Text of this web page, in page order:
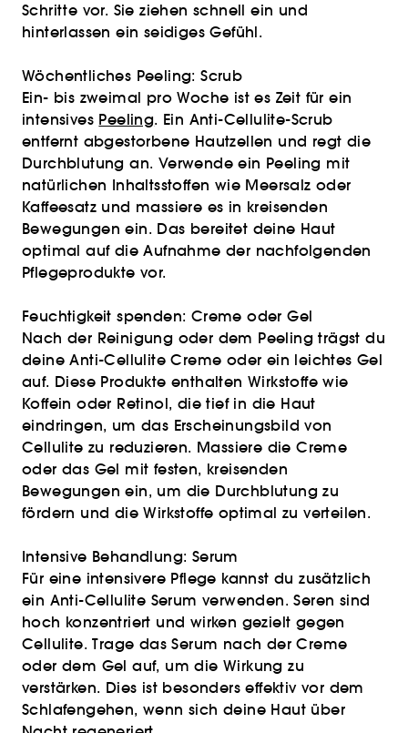
Schritte vor. Sie ziehen schnell ein und
hinterlassen ein seidiges Gefühl.
Wöchentliches Peeling: Scrub
Ein- bis zweimal pro Woche ist es Zeit für ein
intensives Peeling. Ein Anti-Cellulite-Scrub
entfernt abgestorbene Hautzellen und regt die
Durchblutung an. Verwende ein Peeling mit
natürlichen Inhaltsstoffen wie Meersalz oder
Kaffeesatz und massiere es in kreisenden
Bewegungen ein. Das bereitet deine Haut
optimal auf die Aufnahme der nachfolgenden
Pflegeprodukte vor.
Feuchtigkeit spenden: Creme oder Gel
Nach der Reinigung oder dem Peeling trägst du
deine Anti-Cellulite Creme oder ein leichtes Gel
auf. Diese Produkte enthalten Wirkstoffe wie
Koffein oder Retinol, die tief in die Haut
eindringen, um das Erscheinungsbild von
Cellulite zu reduzieren. Massiere die Creme
oder das Gel mit festen, kreisenden
Bewegungen ein, um die Durchblutung zu
fördern und die Wirkstoffe optimal zu verteilen.
Intensive Behandlung: Serum
Für eine intensivere Pflege kannst du zusätzlich
ein Anti-Cellulite Serum verwenden. Seren sind
hoch konzentriert und wirken gezielt gegen
Cellulite. Trage das Serum nach der Creme
oder dem Gel auf, um die Wirkung zu
verstärken. Dies ist besonders effektiv vor dem
Schlafengehen, wenn sich deine Haut über